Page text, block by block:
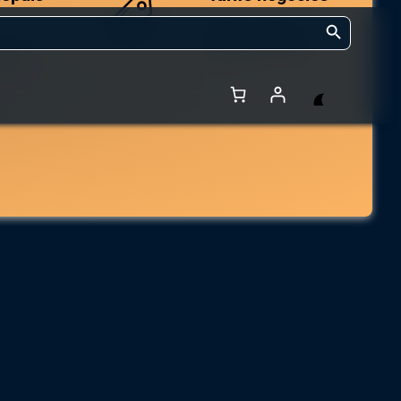
Search Button
adaptés aux volumes.